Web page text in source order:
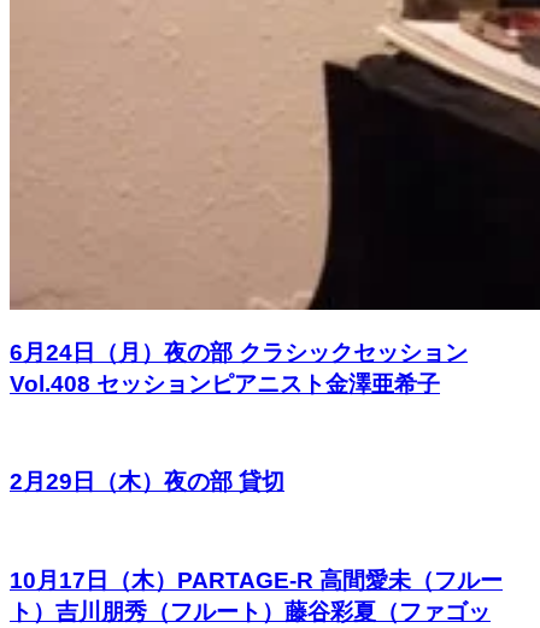
6月24日（月）夜の部 クラシックセッション
Vol.408 セッションピアニスト金澤亜希子
2月29日（木）夜の部 貸切
10月17日（木）PARTAGE-R 高間愛未（フルー
ト）吉川朋秀（フルート）藤谷彩夏（ファゴッ